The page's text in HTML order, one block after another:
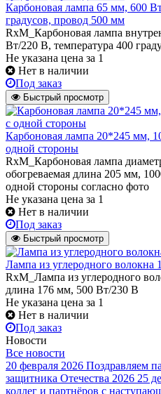
Карбоновая лампа 65 мм, 600
градусов, провод 500 мм
RxM_Карбоновая лампа
Вт/220 В, температура 400
Не указана цена за 1
Нет в наличии
Под заказ
Быстрый просмотр
Карбоновая лампа 20*245 мм,
одной стороны
RxM_Карбоновая лампа
обогреваемая длина 205 мм,
одной стороны согласно фото
Не указана цена за 1
Нет в наличии
Под заказ
Быстрый просмотр
Лампа из углеродного
RxM_Лампа из углеродного
длина 176 мм, 500 Вт/230 В
Не указана цена за 1
Нет в наличии
Под заказ
Новости
Все новости
20 февраля 2026 Поздравляем
защитника Отечества 2026 25
коллег и партнёров с